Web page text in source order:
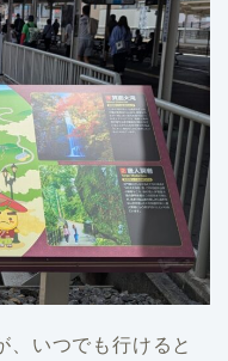
、いつでも行けると